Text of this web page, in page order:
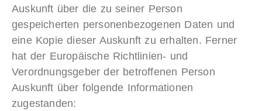
Auskunft über die zu seiner Person
gespeicherten personenbezogenen Daten und
eine Kopie dieser Auskunft zu erhalten. Ferner
hat der Europäische Richtlinien- und
Verordnungsgeber der betroffenen Person
Auskunft über folgende Informationen
zugestanden: